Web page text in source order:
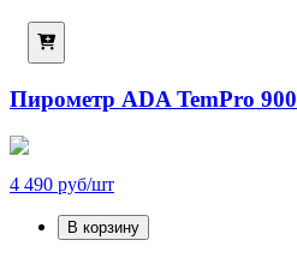
Пирометр ADA TemPro 900
4 490 руб/шт
В корзину